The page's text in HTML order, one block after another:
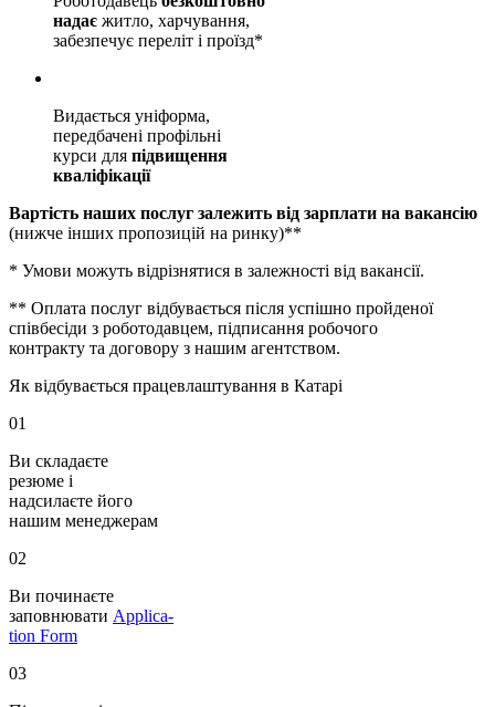
надає житло, харчування,
забезпечує переліт і проїзд*
Видається уніформа,
передбачені профільні
курси для підвищення
кваліфікації
Вартість наших послуг залежить від зарплати на вакансію
(нижче інших пропозицій на ринку)**
* Умови можуть відрізнятися в залежності від вакансії.
** Оплата послуг відбувається після успішно пройденої
співбесіди з роботодавцем, підписання робочого
контракту та договору з нашим агентством.
Як відбувається працевлаштування в Катарі
01
Ви складаєте
резюме і
надсилаєте його
нашим менеджерам
02
Ви починаєте
заповнювати Applica-
tion Form
03